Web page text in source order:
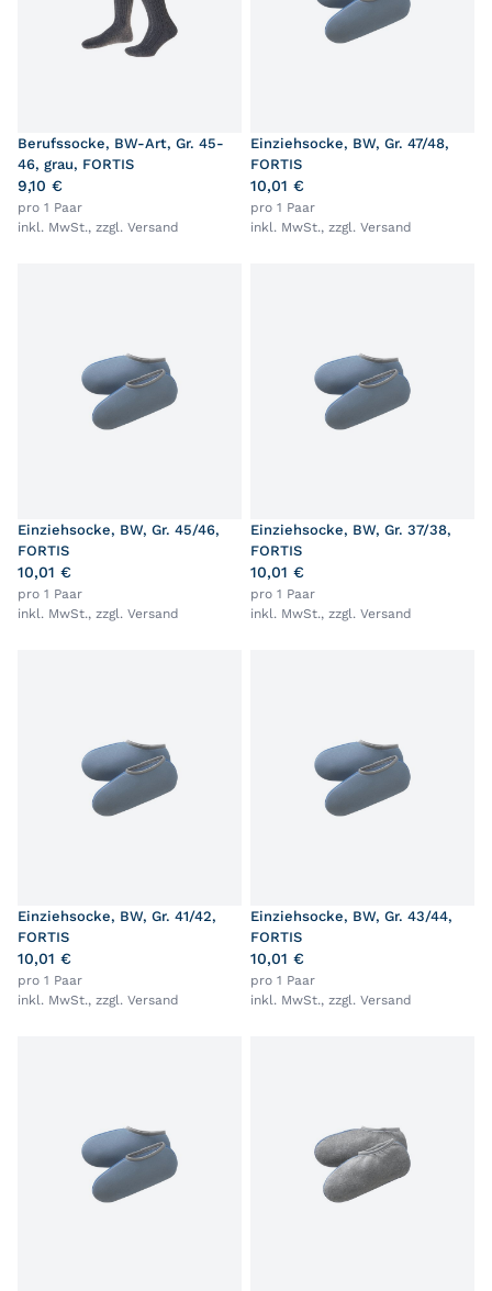
Berufssocke, BW-Art, Gr. 45-
46, grau, FORTIS
9,10 €
pro 1 Paar
inkl. MwSt., zzgl. Versand
Einziehsocke, BW, Gr. 47/48,
FORTIS
10,01 €
pro 1 Paar
inkl. MwSt., zzgl. Versand
Einziehsocke, BW, Gr. 45/46,
FORTIS
10,01 €
pro 1 Paar
inkl. MwSt., zzgl. Versand
Einziehsocke, BW, Gr. 37/38,
FORTIS
10,01 €
pro 1 Paar
inkl. MwSt., zzgl. Versand
Einziehsocke, BW, Gr. 41/42,
FORTIS
10,01 €
pro 1 Paar
inkl. MwSt., zzgl. Versand
Einziehsocke, BW, Gr. 43/44,
FORTIS
10,01 €
pro 1 Paar
inkl. MwSt., zzgl. Versand